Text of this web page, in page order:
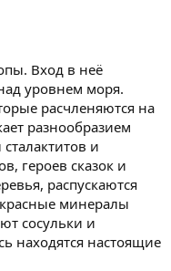
Вход в неё
уровнем моря.
расчленяются на
разнообразием
и
героев сказок и
распускаются
минералы
сосульки и
находятся настоящие